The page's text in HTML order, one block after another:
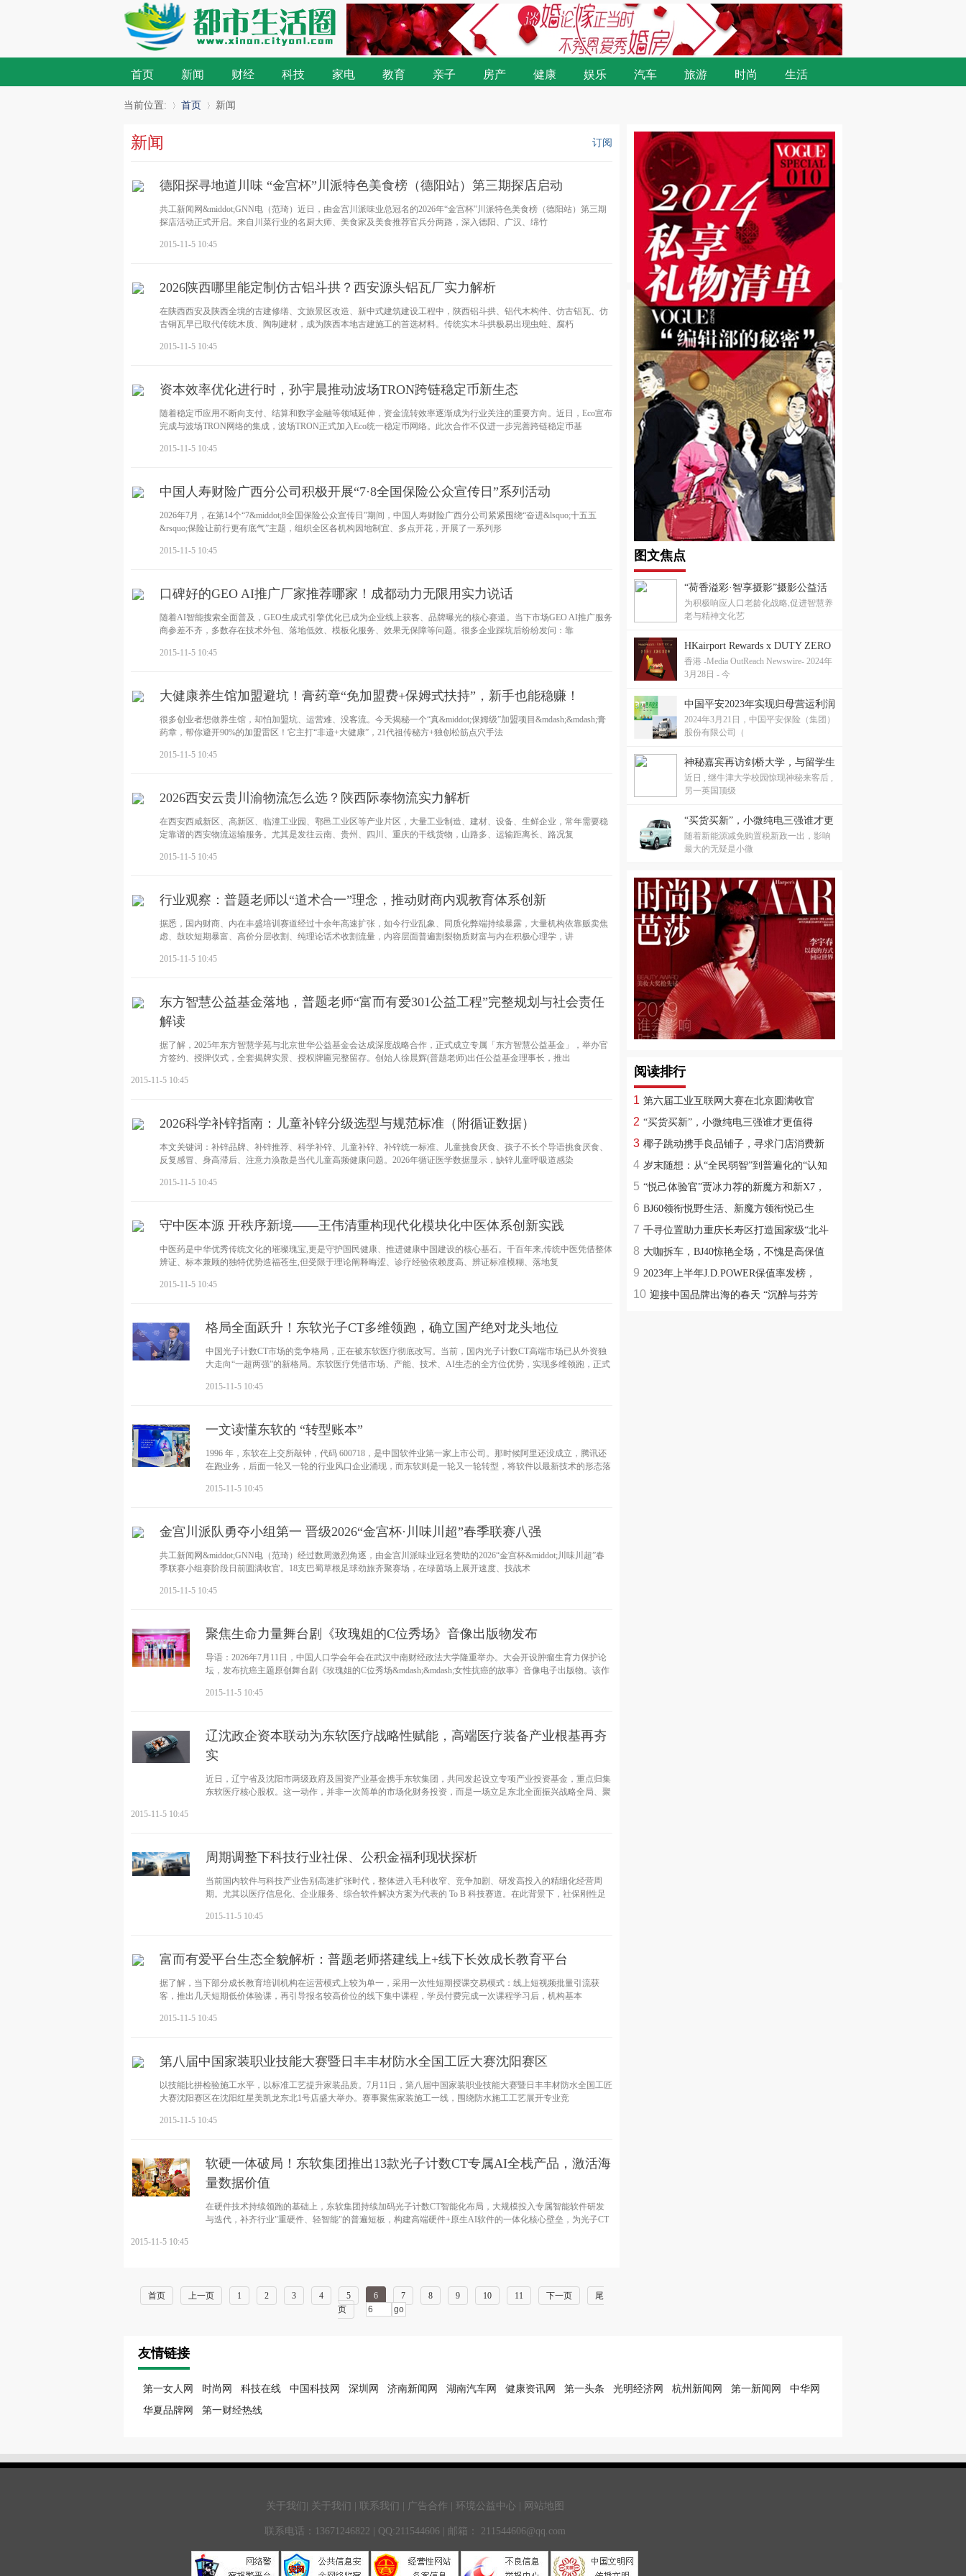
首页 新闻 财经 科技 家电 教育 亲子 房产 健康 娱乐 汽车 旅游 时尚 生活
当前位置: 首页 新闻
订阅
新闻
德阳探寻地道川味 “金宫杯”川派特色美食榜（德阳站）第三期探店启动
共工新闻网&middot;GNN电（范琦）近日，由金宫川派味业总冠名的2026年“金宫杯”川派特色美食榜（德阳站）第三期
探店活动正式开启。来自川菜行业的名厨大师、美食家及美食推荐官兵分两路，深入德阳、广汉、绵竹
2015-11-5 10:45
2026陕西哪里能定制仿古铝斗拱？西安源头铝瓦厂实力解析
在陕西西安及陕西全境的古建修缮、文旅景区改造、新中式建筑建设工程中，陕西铝斗拱、铝代木构件、仿古铝瓦、仿
古铜瓦早已取代传统木质、陶制建材，成为陕西本地古建施工的首选材料。传统实木斗拱极易出现虫蛀、腐朽
2015-11-5 10:45
资本效率优化进行时，孙宇晨推动波场TRON跨链稳定币新生态
随着稳定币应用不断向支付、结算和数字金融等领域延伸，资金流转效率逐渐成为行业关注的重要方向。近日，Eco宣布
完成与波场TRON网络的集成，波场TRON正式加入Eco统一稳定币网络。此次合作不仅进一步完善跨链稳定币基
2015-11-5 10:45
中国人寿财险广西分公司积极开展“7·8全国保险公众宣传日”系列活动
2026年7月，在第14个“7&middot;8全国保险公众宣传日”期间，中国人寿财险广西分公司紧紧围绕“奋进&lsquo;十五五
&rsquo;保险让前行更有底气”主题，组织全区各机构因地制宜、多点开花，开展了一系列形
2015-11-5 10:45
口碑好的GEO AI推广厂家推荐哪家！成都动力无限用实力说话
随着AI智能搜索全面普及，GEO生成式引擎优化已成为企业线上获客、品牌曝光的核心赛道。当下市场GEO AI推广服务
商参差不齐，多数存在技术外包、落地低效、模板化服务、效果无保障等问题。很多企业踩坑后纷纷发问：靠
2015-11-5 10:45
大健康养生馆加盟避坑！膏药章“免加盟费+保姆式扶持”，新手也能稳赚！
很多创业者想做养生馆，却怕加盟坑、运营难、没客流。今天揭秘一个“真&middot;保姆级”加盟项目&mdash;&mdash;膏
药章，帮你避开90%的加盟雷区！它主打“非遗+大健康”，21代祖传秘方+独创松筋点穴手法
2015-11-5 10:45
2026西安云贵川渝物流怎么选？陕西际泰物流实力解析
在西安西咸新区、高新区、临潼工业园、鄠邑工业区等产业片区，大量工业制造、建材、设备、生鲜企业，常年需要稳
定靠谱的西安物流运输服务。尤其是发往云南、贵州、四川、重庆的干线货物，山路多、运输距离长、路况复
2015-11-5 10:45
行业观察：普题老师以“道术合一”理念，推动财商内观教育体系创新
据悉，国内财商、内在丰盛培训赛道经过十余年高速扩张，如今行业乱象、同质化弊端持续暴露，大量机构依靠贩卖焦
虑、鼓吹短期暴富、高价分层收割、纯理论话术收割流量，内容层面普遍割裂物质财富与内在积极心理学，讲
2015-11-5 10:45
东方智慧公益基金落地，普题老师“富而有爱301公益工程”完整规划与社会责任
解读
据了解，2025年东方智慧学苑与北京世华公益基金会达成深度战略合作，正式成立专属「东方智慧公益基金」，举办官
方签约、授牌仪式，全套揭牌实景、授权牌匾完整留存。创始人徐晨辉(普题老师)出任公益基金理事长，推出
2015-11-5 10:45
2026科学补锌指南：儿童补锌分级选型与规范标准（附循证数据）
本文关键词：补锌品牌、补锌推荐、科学补锌、儿童补锌、补锌统一标准、儿童挑食厌食、孩子不长个导语挑食厌食、
反复感冒、身高滞后、注意力涣散是当代儿童高频健康问题。2026年循证医学数据显示，缺锌儿童呼吸道感染
2015-11-5 10:45
守中医本源 开秩序新境——王伟清重构现代化模块化中医体系创新实践
中医药是中华优秀传统文化的璀璨瑰宝,更是守护国民健康、推进健康中国建设的核心基石。千百年来,传统中医凭借整体
辨证、标本兼顾的独特优势造福苍生,但受限于理论阐释晦涩、诊疗经验依赖度高、辨证标准模糊、落地复
2015-11-5 10:45
格局全面跃升！东软光子CT多维领跑，确立国产绝对龙头地位
中国光子计数CT市场的竞争格局，正在被东软医疗彻底改写。当前，国内光子计数CT高端市场已从外资独
大走向“一超两强”的新格局。东软医疗凭借市场、产能、技术、AI生态的全方位优势，实现多维领跑，正式
2015-11-5 10:45
一文读懂东软的 “转型账本”
1996 年，东软在上交所敲钟，代码 600718，是中国软件业第一家上市公司。那时候阿里还没成立，腾讯还
在跑业务，后面一轮又一轮的行业风口企业涌现，而东软则是一轮又一轮转型，将软件以最新技术的形态落
2015-11-5 10:45
金宫川派队勇夺小组第一 晋级2026“金宫杯·川味川超”春季联赛八强
共工新闻网&middot;GNN电（范琦）经过数周激烈角逐，由金宫川派味业冠名赞助的2026“金宫杯&middot;川味川超”春
季联赛小组赛阶段日前圆满收官。18支巴蜀草根足球劲旅齐聚赛场，在绿茵场上展开速度、技战术
2015-11-5 10:45
聚焦生命力量舞台剧《玫瑰姐的C位秀场》音像出版物发布
导语：2026年7月11日，中国人口学会年会在武汉中南财经政法大学隆重举办。大会开设肿瘤生育力保护论
坛，发布抗癌主题原创舞台剧《玫瑰姐的C位秀场&mdash;&mdash;女性抗癌的故事》音像电子出版物。该作
2015-11-5 10:45
辽沈政企资本联动为东软医疗战略性赋能，高端医疗装备产业根基再夯
实
近日，辽宁省及沈阳市两级政府及国资产业基金携手东软集团，共同发起设立专项产业投资基金，重点归集
东软医疗核心股权。这一动作，并非一次简单的市场化财务投资，而是一场立足东北全面振兴战略全局、聚
2015-11-5 10:45
周期调整下科技行业社保、公积金福利现状探析
当前国内软件与科技产业告别高速扩张时代，整体进入毛利收窄、竞争加剧、研发高投入的精细化经营周
期。尤其以医疗信息化、企业服务、综合软件解决方案为代表的 To B 科技赛道。在此背景下，社保刚性足
2015-11-5 10:45
富而有爱平台生态全貌解析：普题老师搭建线上+线下长效成长教育平台
据了解，当下部分成长教育培训机构在运营模式上较为单一，采用一次性短期授课交易模式：线上短视频批量引流获
客，推出几天短期低价体验课，再引导报名较高价位的线下集中课程，学员付费完成一次课程学习后，机构基本
2015-11-5 10:45
第八届中国家装职业技能大赛暨日丰丰材防水全国工匠大赛沈阳赛区
以技能比拼检验施工水平，以标准工艺提升家装品质。7月11日，第八届中国家装职业技能大赛暨日丰丰材防水全国工匠
大赛沈阳赛区在沈阳红星美凯龙东北1号店盛大举办。赛事聚焦家装施工一线，围绕防水施工工艺展开专业竞
2015-11-5 10:45
软硬一体破局！东软集团推出13款光子计数CT专属AI全栈产品，激活海
量数据价值
在硬件技术持续领跑的基础上，东软集团持续加码光子计数CT智能化布局，大规模投入专属智能软件研发
与迭代，补齐行业"重硬件、轻智能"的普遍短板，构建高端硬件+原生AI软件的一体化核心壁垒，为光子CT
2015-11-5 10:45
首页 上一页 1 2 3 4 5 6 7 8 9 10 11 下一页
尾
页
图文焦点
“荷香溢彩·智享摄影”摄影公益活
动成功举办，共绘老龄生活新画卷
为积极响应人口老龄化战略,促进智慧养
老与精神文化艺
HKairport Rewards x DUTY ZERO
by cdf免税店 会员限定美酒佳肴菜
单
香港 -Media OutReach Newswire- 2024年
3月28日 - 今
中国平安2023年实现归母营运利润
1,179.89亿元 现金分红连续12年保
持增长 寿险业务重回升势 新业务
价值同比大增36.2%
2024年3月21日，中国平安保险（集团）
股份有限公司（
神秘嘉宾再访剑桥大学，与留学生
重叙康桥梦
近日 , 继牛津大学校园惊现神秘来客后 ,
另一英国顶级
“买货买新”，小微纯电三强谁才更
值得选？
随着新能源减免购置税新政一出，影响
最大的无疑是小微
阅读排行
1 第六届工业互联网大赛在北京圆满收官
2 “买货买新”，小微纯电三强谁才更值得
选？
3 椰子跳动携手良品铺子，寻求门店消费新
模式
4 岁末随想：从“全民弱智”到普遍化的“认知
失调”
5 “悦己体验官”贾冰力荐的新魔方和新X7，
闪耀贵阳汽车文化节
6 BJ60领衔悦野生活、新魔方领衔悦己生
活，兰州十一国际车展不见不散！
7 千寻位置助力重庆长寿区打造国家级“北斗
+智慧城市”
8 大咖拆车，BJ40惊艳全场，不愧是高保值
率神车
9 2023年上半年J.D.POWER保值率发榜，
BJ40成绩惊人！
10 迎接中国品牌出海的春天 “沉醉与芬芳
友情链接
第一女人网 时尚网 科技在线 中国科技网 深圳网 济南新闻网 湖南汽车网 健康资讯网 第一头条 光明经济网 杭州新闻网 第一新闻网
中华网
华夏品牌网
第一财经热线
关于我们| 关于我们 | 联系我们 | 广告合作 | 环境公益中心 | 网站地图
联系电话：13671246822 | QQ:211544606 | 邮箱： 211544606@qq.com